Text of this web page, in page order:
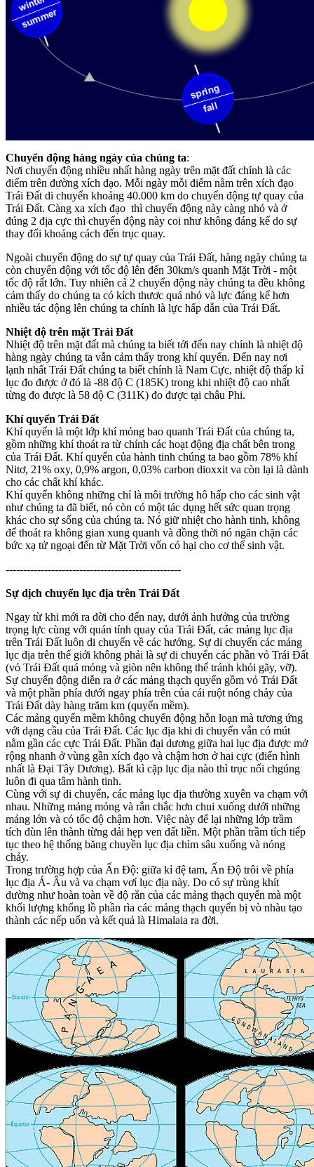
Chuyển động hàng ngày của chúng ta:
Nơi chuyển động nhiều nhất hàng ngày trên mặt đất chính là các
điểm trên đường xích đạo. Mỗi ngày mỗi điểm nằm trên xích đạo
Trái Đất di chuyển khoảng 40.000 km do chuyển động tự quay của
Trái Đất. Càng xa xích đạo thì chuyển động này càng nhỏ và ở
đúng 2 địa cực thì chuyển động này coi như không đáng kể do sự
thay đổi khoảng cách đến trục quay.
Ngoài chuyển động do sự tự quay của Trái Đất, hàng ngày chúng ta
còn chuyển động với tốc độ lên đến 30km/s quanh Mặt Trời - một
tốc độ rất lớn. Tuy nhiên cả 2 chuyển động này chúng ta đều không
cảm thấy do chúng ta có kích thươc quá nhỏ và lực đáng kể hơn
nhiều tác động lên chúng ta chính là lực hấp dẫn của Trái Đất.
Nhiệt độ trên mặt Trái Đất
Nhiệt độ trên mặt đất mà chúng ta biết tới đến nay chính là nhiệt độ
hàng ngày chúng ta vẫn cảm thấy trong khí quyển. Đến nay nơi
lạnh nhất Trái Đất chúng ta biết chính là Nam Cực, nhiệt độ thấp kỉ
lục đo được ở đó là -88 độ C (185K) trong khi nhiệt độ cao nhất
từng đo được là 58 độ C (311K) đo được tại châu Phi.
Khí quyển Trái Đất
Khí quyển là một lớp khí mỏng bao quanh Trái Đất của chúng ta,
gồm những khí thoát ra từ chính các hoạt động địa chất bên trong
của Trái Đất. Khí quyển của hành tinh chúng ta bao gồm 78% khí
Nitơ, 21% oxy, 0,9% argon, 0,03% carbon dioxxit va còn lại là dành
cho các chất khí khác.
Khí quyển không những chỉ là môi trường hô hấp cho các sinh vật
như chúng ta đã biết, nó còn có một tác dụng hết sức quan trọng
khác cho sự sống của chúng ta. Nó giữ nhiệt cho hành tinh, không
để thoát ra không gian xung quanh và đồng thời nó ngăn chặn các
bức xạ tử ngoại đến từ Mặt Trời vốn có hại cho cơ thể sinh vật.
--------------------------------------------------
Sự dịch chuyển lục địa trên Trái Đất
Ngay từ khi mới ra đời cho đến nay, dưới ảnh hưởng của trường
trọng lực cùng với quán tính quay của Trái Đất, các mảng lục địa
trên Trái Đất luôn di chuyển về các hướng. Sự di chuyển các mảng
lục địa trên thế giới không phải là sự di chuyển các phần vỏ Trái Đất
(vỏ Trái Đất quá mỏng và giòn nên không thể tránh khỏi gãy, vỡ).
Sự chuyển động diễn ra ở các mảng thạch quyển gồm vỏ Trái Đất
và một phần phía dưới ngay phía trên của cái ruột nóng chảy của
Trái Đất dày hàng trăm km (quyển mềm).
Các mảng quyển mềm không chuyển động hỗn loạn mà tương ứng
với dạng cầu của Trái Đất. Các lục địa khi di chuyển vẫn có mút
nằm gần các cực Trái Đất. Phần đại dương giữa hai lục địa được mở
rộng nhanh ở vùng gần xích đạo và chậm hơn ở hai cực (điển hình
nhất là Đại Tây Dương). Bất kì cặp lục địa nào thì trục nối chgúng
luôn đi qua tâm hành tinh.
Cùng với sự di chuyển, các mảng lục địa thường xuyên va chạm với
nhau. Những mảng mỏng và rắn chắc hơn chui xuống dưới những
mảng lớn và có tốc độ chậm hơn. Việc này để lại những lớp trầm
tích đùn lên thành từng dải hẹp ven đất liền. Một phần trầm tích tiếp
tục theo hệ thống băng chuyền lục địa chìm sâu xuống và nóng
chảy.
Trong trường hợp của Ấn Độ: giữa kỉ đệ tam, Ấn Độ trôi về phía
lục địa Á- Âu và va chạm vơí lục địa này. Do có sự trùng khít
dường như hoàn toàn về độ rắn của các mảng thạch quyển mà một
khối lượng khổng lồ phần rìa các mảng thạch quyển bị vò nhàu tạo
thành các nếp uốn và kết quả là Himalaia ra đời.